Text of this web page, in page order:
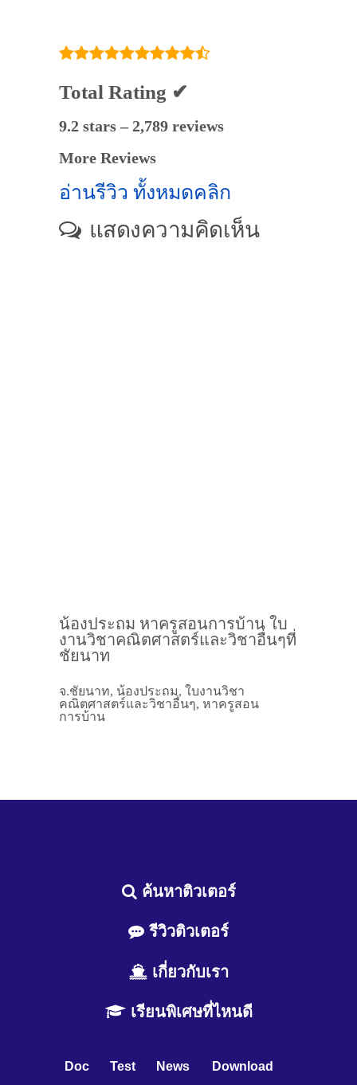
พิเศษที่นี่
Total Rating ✔
9.2 stars – 2,789 reviews
More Reviews
อ่านรีวิว ทั้งหมดคลิก
แสดงความคิดเห็น
น้องประถม หาครูสอนการบ้าน ใบ
งานวิชาคณิตศาสตร์และวิชาอื่นๆที่
ชัยนาท
จ.ชัยนาท, น้องประถม, ใบงานวิชา
คณิตศาสตร์และวิชาอื่นๆ, หาครูสอน
การบ้าน
ค้นหาติวเตอร์
รีวิวติวเตอร์
เกี่ยวกับเรา
เรียนพิเศษที่ไหนดี
Doc Test News Download